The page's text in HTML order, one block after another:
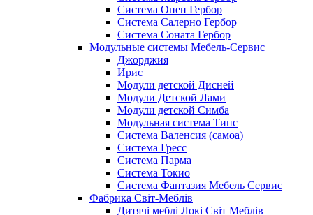
Система Опен Гербор
Система Салерно Гербор
Система Соната Гербор
Модульные системы Мебель-Сервис
Джорджия
Ирис
Модули детской Дисней
Модули Детской Лами
Модули детской Симба
Модульная система Типс
Система Валенсия (самоа)
Система Гресс
Система Парма
Система Токио
Система Фантазия Мебель Сервис
Фабрика Світ-Меблів
Дитячі меблі Локі Світ Меблів